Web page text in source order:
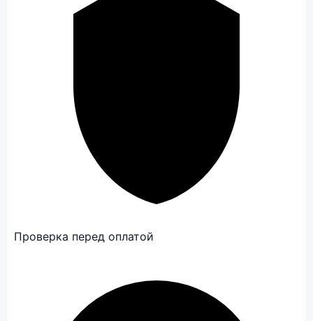
Проверка перед оплатой